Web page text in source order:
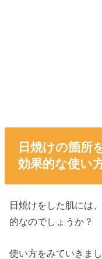
日焼けの箇所
効果的な使い
日焼けをした肌には
的なのでしょうか？
使い方をみていきまし